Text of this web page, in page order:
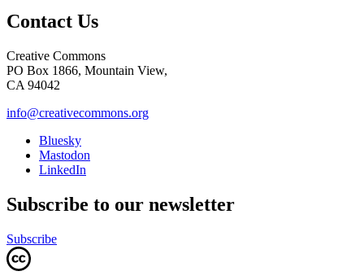
Contact Us
Creative Commons
PO Box 1866, Mountain View,
CA 94042
info@creativecommons.org
Bluesky
Mastodon
LinkedIn
Subscribe to our newsletter
Subscribe